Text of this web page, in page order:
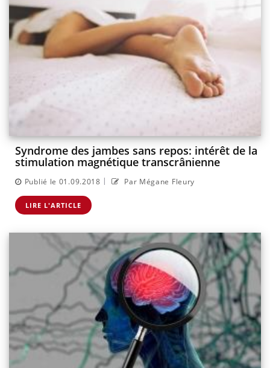
Syndrome des jambes sans repos: intérêt de la
stimulation magnétique transcrânienne
Publié le 01.09.2018 | Par Mégane Fleury
LIRE L'ARTICLE